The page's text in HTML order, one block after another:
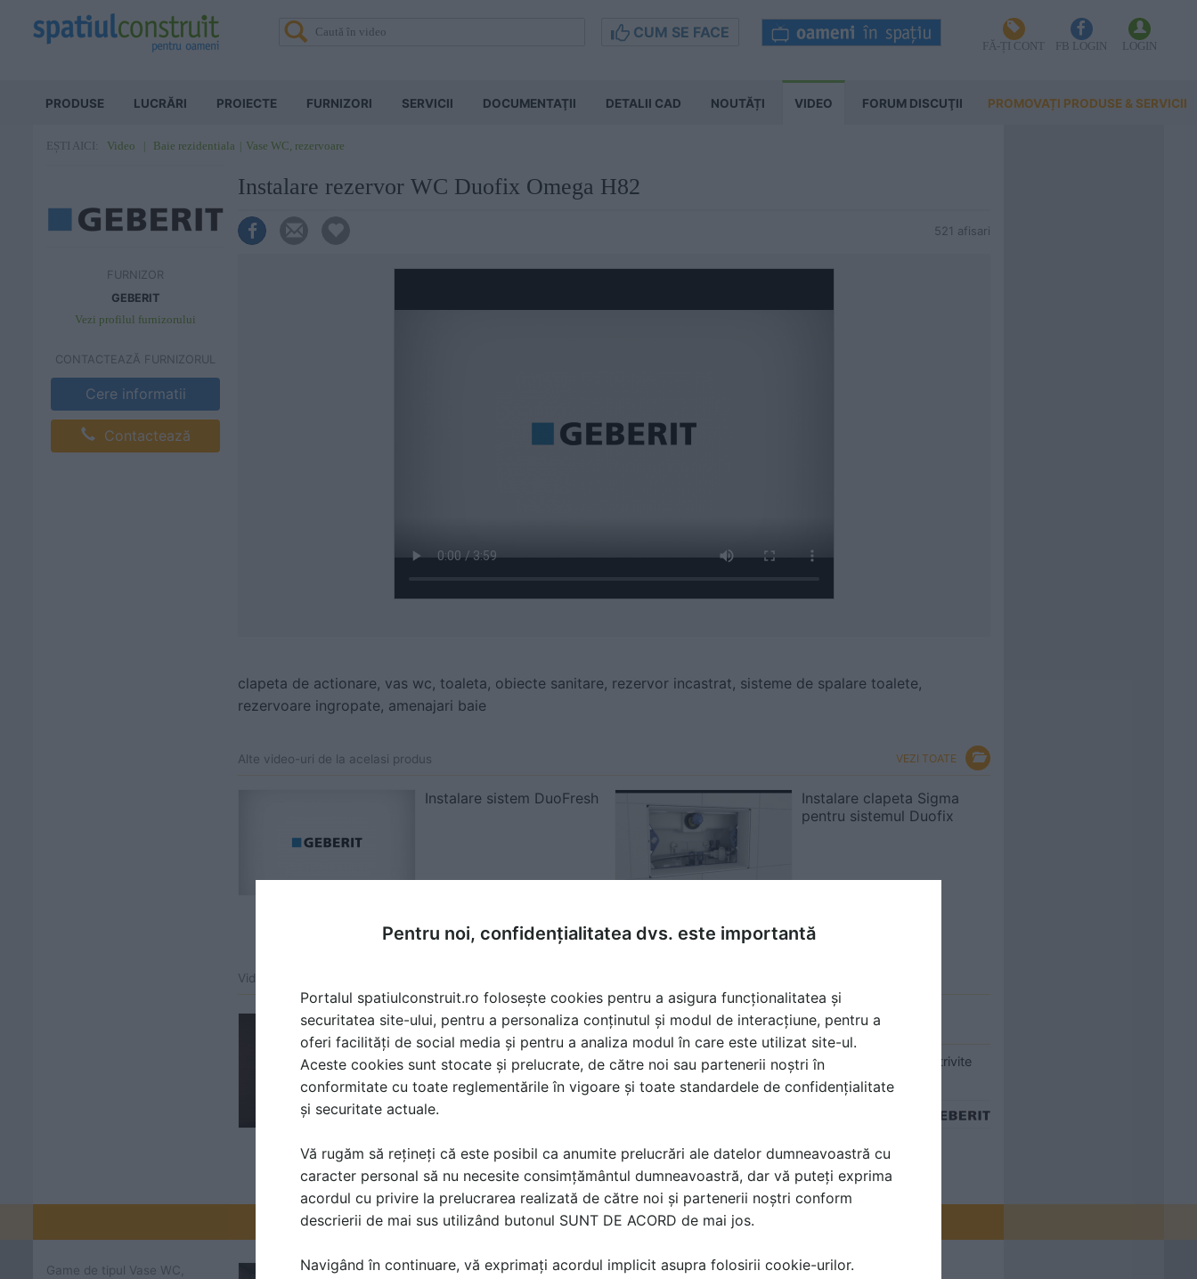
CUM SE FACE
FĂ-ȚI CONT FB LOGIN LOGIN
PRODUSE LUCRĂRI PROIECTE FURNIZORI SERVICII DOCUMENTAŢII DETALII CAD NOUTĂȚI VIDEO FORUM DISCUŢII PROMOVAȚI PRODUSE & SERVICII
EȘTI AICI: Video Baie rezidentiala Vase WC, rezervoare
FURNIZOR
GEBERIT
Vezi profilul furnizorului
CONTACTEAZĂ FURNIZORUL
Cere informatii
Contactează
Instalare rezervor WC Duofix Omega H82
521 afisari
clapeta de actionare, vas wc, toaleta, obiecte sanitare, rezervor incastrat, sisteme de spalare toalete,
rezervoare ingropate, amenajari baie
Alte video-uri de la acelasi produs VEZI TOATE
Instalare sistem DuoFresh
Instalare clapeta Sigma
pentru sistemul Duofix
Video atașat la gama de produse
Rezervoare incastrate pentru vase WC GEBERIT
Rezervoarele incastrate Geberit sunt disponibile in dimensiuni constructive diferite, potrivite
pentru orice situatie de montaj.
citeste mai departe
17 imagini | 4 produse | 30 documentatii | 39 detalii CAD | 7 video
Promovați-vă produsele și serviciile pe SpatiulConstruit.ro!
Game de tipul Vase WC,
Pentru noi, confidențialitatea dvs. este importantă
Portalul spatiulconstruit.ro folosește cookies pentru a asigura funcționalitatea și
securitatea site-ului, pentru a personaliza conținutul și modul de interacțiune, pentru a
oferi facilități de social media și pentru a analiza modul în care este utilizat site-ul.
Aceste cookies sunt stocate și prelucrate, de către noi sau partenerii noștri în
conformitate cu toate reglementările în vigoare și toate standardele de confidențialitate
și securitate actuale.
Vă rugăm să rețineți că este posibil ca anumite prelucrări ale datelor dumneavoastră cu
caracter personal să nu necesite consimțământul dumneavoastră, dar vă puteți exprima
acordul cu privire la prelucrarea realizată de către noi și partenerii noștri conform
descrierii de mai sus utilizând butonul SUNT DE ACORD de mai jos.
Navigând în continuare, vă exprimați acordul implicit asupra folosirii cookie-urilor.